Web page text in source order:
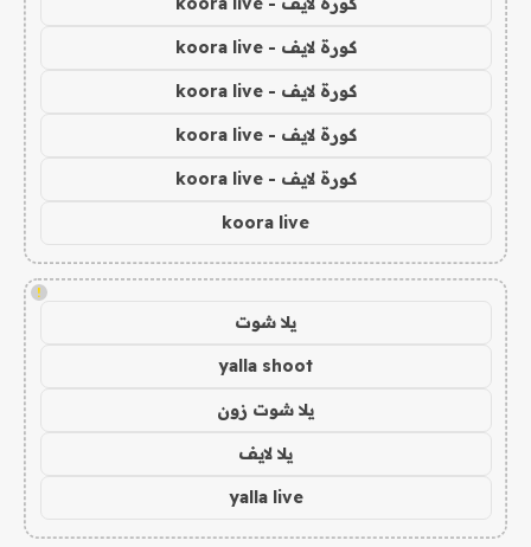
كورة لايف - koora live
كورة لايف - koora live
كورة لايف - koora live
كورة لايف - koora live
koora live
!
يلا شوت
yalla shoot
يلا شوت زون
يلا لايف
yalla live